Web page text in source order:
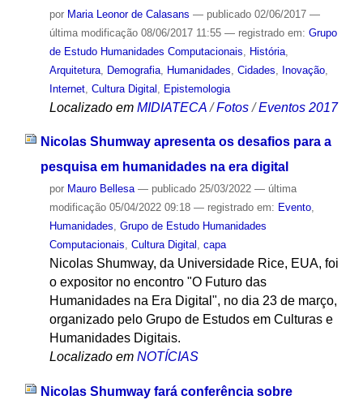
por Maria Leonor de Calasans — publicado02/06/2017 —
última modificação08/06/2017 11:55 — registrado em: Grupo
de Estudo Humanidades Computacionais
História,
Arquitetura, Demografia, Humanidades Cidades Inovação,
Internet, Cultura Digital Epistemologia
Localizado em MIDIATECA /Fotos /Eventos 2017
Nicolas Shumway apresenta os desafios para a
pesquisa em humanidades na era digital
por Mauro Bellesa — publicado25/03/2022 — última
modificação05/04/2022 09:18 — registrado em: Evento,
Humanidades, Grupo de Estudo Humanidades
Computacionais, Cultura Digital , capa
Nicolas Shumway, da Universidade Rice, EUA, foi
o expositor no encontro "O Futuro das
Humanidades na Era Digital", no dia 23 de março,
organizado pelo Grupo de Estudos em Culturas e
Humanidades Digitais.
Localizado em NOTÍCIAS
Nicolas Shumway fará conferência sobre